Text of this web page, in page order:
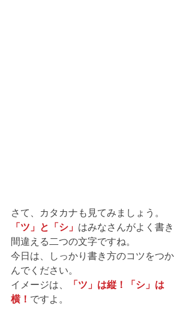
さて、カタカナも見てみましょう。
「ツ」と「シ」 はみなさんがよく書き
間違える二つの文字ですね。
今日は、しっかり書き方のコツをつか
んでください。
イメージは、
「ツ」は縦！「シ」は
横！ ですよ。